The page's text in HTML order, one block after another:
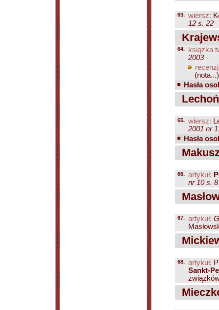
63. wiersz:
12 s. 22
64.
książka
2003
(nota...)
Hasła
65. wiersz:
2001 nr
Hasła
66. artykuł:
nr 10 s. 8
67. artykuł:
68. artykuł:
Sankt-